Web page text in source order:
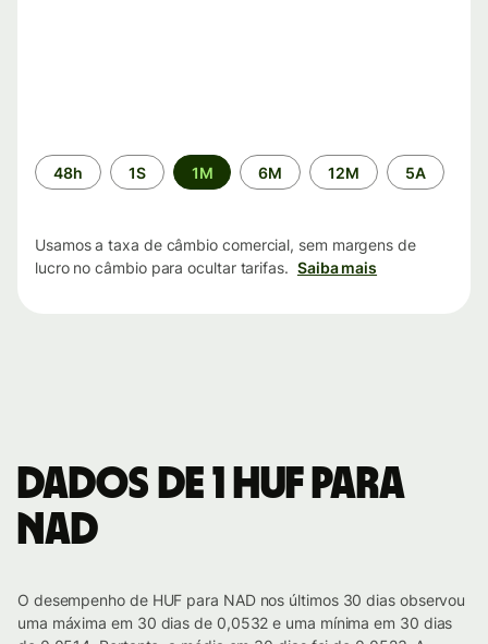
Período
de
48h 1S 1M 6M 12M 5A
Usamos a taxa de câmbio comercial, sem margens de
lucro no câmbio para ocultar tarifas. Saiba mais
Dados de 1 HUF para
NAD
O desempenho de HUF para NAD nos últimos 30 dias observou
uma máxima em 30 dias de 0,0532 e uma mínima em 30 dias